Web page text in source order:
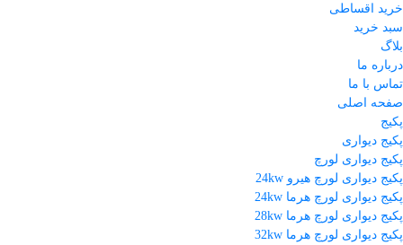
خرید اقساطی
سبد خرید
بلاگ
درباره ما
تماس با ما
صفحه اصلی
پکیج
پکیج دیواری
پکیج دیواری لورچ
پکیج دیواری لورچ هیرو 24kw
پکیج دیواری لورچ هرما 24kw
پکیج دیواری لورچ هرما 28kw
پکیج دیواری لورچ هرما 32kw